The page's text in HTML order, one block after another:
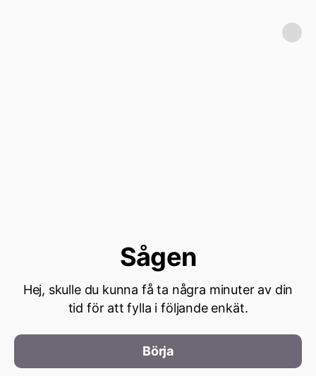
Sågen
Hej, skulle du kunna få ta några minuter av din
tid för att fylla i följande enkät.
Börja